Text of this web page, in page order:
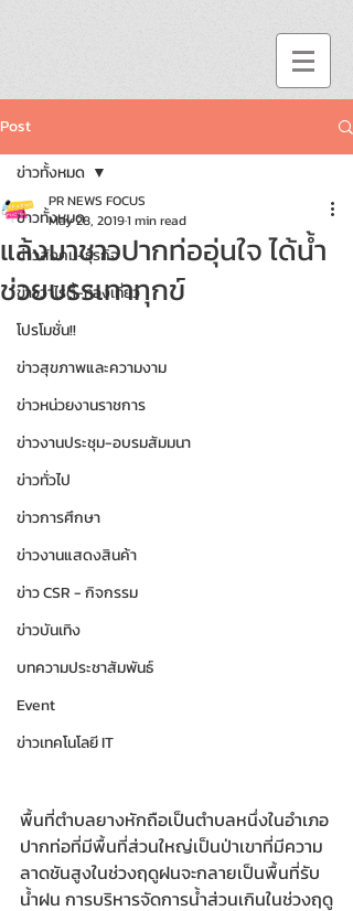
Post
ข่าวทั้งหมด
ข่าวสังคม-ธุรกิจ
ข่าววาไรตี้-ท่องเที่ยว
โปรโมชั่น!!
ข่าวสุขภาพและความงาม
ข่าวหน่วยงานราชการ
ข่าวงานประชุม-อบรมสัมมนา
ข่าวทั่วไป
ข่าวการศึกษา
ข่าวงานแสดงสินค้า
ข่าว CSR - กิจกรรม
ข่าวบันเทิง
บทความประชาสัมพันธ์
Event
ข่าวเทคโนโลยี IT
ข่าวทั้งหมด
แล้งมาชาวปากท่ออุ่นใจ ได้น้ำ
ช่วยบรรเทาทุกข์
PR NEWS FOCUS
May 28, 20191 min read
พื้นที่ตำบลยางหักถือเป็นตำบลหนึ่งในอำเภอ
ปากท่อที่มีพื้นที่ส่วนใหญ่เป็นป่าเขาที่มีความ
ลาดชันสูงในช่วงฤดูฝนจะกลายเป็นพื้นที่รับ
น้ำฝน การบริหารจัดการน้ำส่วนเกินในช่วงฤดู